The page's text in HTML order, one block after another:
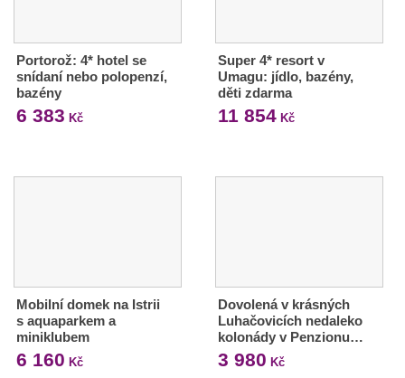
Portorož: 4* hotel se
snídaní nebo polopenzí,
bazény
6 383 Kč
Super 4* resort v
Umagu: jídlo, bazény,
děti zdarma
11 854Kč
Mobilní domek na Istrii
s aquaparkem a
miniklubem
6 160 Kč
Dovolená v krásných
Luhačovicích nedaleko
kolonády v Penzionu…
3 980 Kč